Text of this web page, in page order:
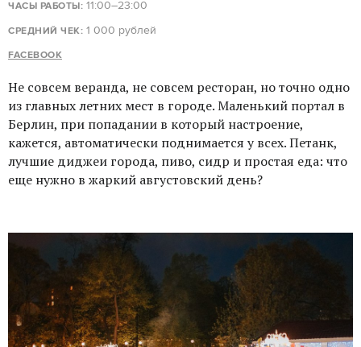
ЧАСЫ РАБОТЫ: 11:00–23:00
СРЕДНИЙ ЧЕК: 1 000 рублей
FACEBOOK
Не совсем веранда, не совсем ресторан, но точно одно
из главных летних мест в городе. Маленький портал в
Берлин, при попадании в который настроение,
кажется, автоматически поднимается у всех. Петанк,
лучшие диджеи города, пиво, сидр и простая еда: что
еще нужно в жаркий августовский день?